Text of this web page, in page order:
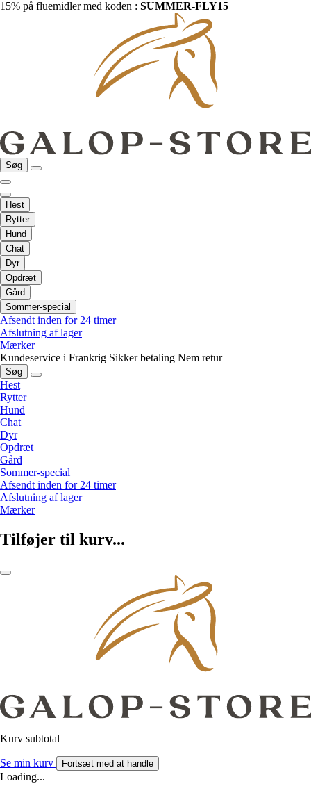
15% på fluemidler med koden : SUMMER-FLY15
Søg
Hest
Rytter
Hund
Chat
Dyr
Opdræt
Gård
Sommer-special
Afsendt inden for 24 timer
Afslutning af lager
Mærker
Kundeservice i Frankrig Sikker betaling Nem retur
Søg
Hest
Rytter
Hund
Chat
Dyr
Opdræt
Gård
Sommer-special
Afsendt inden for 24 timer
Afslutning af lager
Mærker
Tilføjer til kurv...
Kurv subtotal
Se min kurv Fortsæt med at handle
Loading...